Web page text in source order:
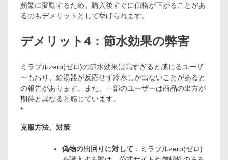
頻繁に変動するため、購入後すぐに価格が下がることがあ
るのもデメリットとして挙げられます。
デメリット4：節水効果の弊害
ミラブルzero(ゼロ)の節水効果は高すぎると感じるユーザ
ーもおり、給湯器が反応せず冷水しか出ないことがあると
の報告があります。また、一部のユーザーは商品の出方が
期待と異なると感じています。
*
克服方法、対策
偽物の出回りに対して ：ミラブルzero(ゼロ)